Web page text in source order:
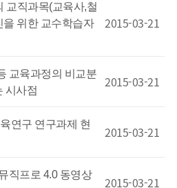
교직과목(교육사,철
을 위한 교수학습자
2015-03-21
교육과정의 비교분
시사점
2015-03-21
연구 연구과제 현
2015-03-21
직프로 4.0 동영상
2015-03-21